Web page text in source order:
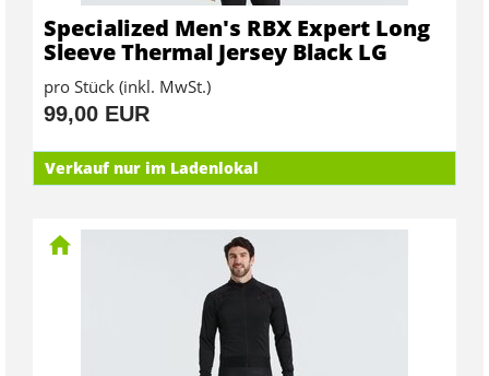
Specialized Men's RBX Expert Long
Sleeve Thermal Jersey Black LG
pro Stück (inkl. MwSt.)
99,00 EUR
Verkauf nur im Ladenlokal